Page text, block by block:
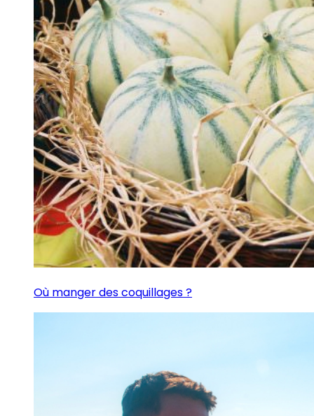
Où manger des coquillages ?